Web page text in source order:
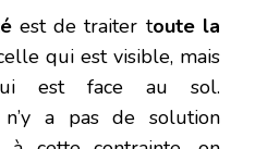
est de traiter toute la
qui est visible, mais
est face au sol.
n’y a pas de solution